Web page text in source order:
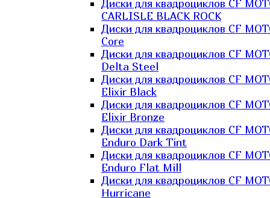
Диски для квадроциклов CF
CARLISLE BLACK ROCK
Диски для квадроциклов CF
Core
Диски для квадроциклов CF
Delta Steel
Диски для квадроциклов CF
Elixir Black
Диски для квадроциклов CF
Elixir Bronze
Диски для квадроциклов CF
Enduro Dark Tint
Диски для квадроциклов CF
Enduro Flat Mill
Диски для квадроциклов CF
Hurricane